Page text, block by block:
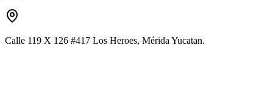
Calle 119 X 126 #417 Los Heroes, Mérida Yucatan.